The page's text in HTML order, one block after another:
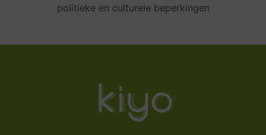
politieke en culturele beperkingen